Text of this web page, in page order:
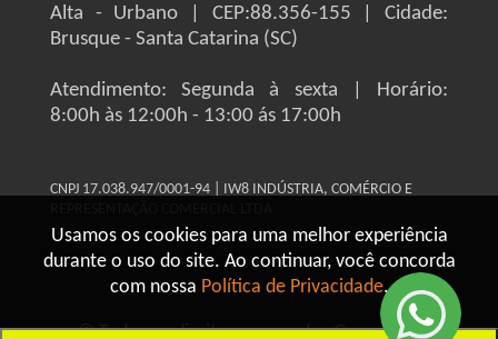
Usamos os cookies para uma melhor experiência
durante o uso do site. Ao continuar, você concorda
com nossa Política de Privacidade.
Alta - Urbano | CEP:88.356-155 | Cidade:
Brusque - Santa Catarina (SC)
Atendimento: Segunda à sexta | Horário:
8:00h às 12:00h - 13:00 ás 17:00h
CNPJ 17.038.947/0001-94 | IW8 INDÚSTRIA, COMÉRCIO E
© Todos os direitos reservados Grupo IW8